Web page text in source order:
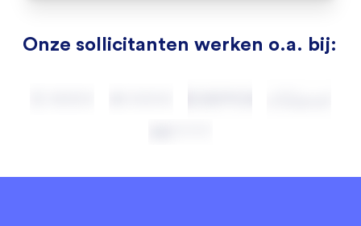
Onze sollicitanten werken o.a. bij: